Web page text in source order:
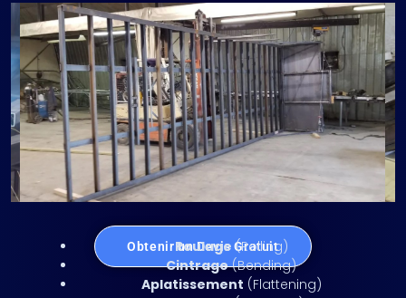
Obtenir un Devis Gratuit
CINTRAGE DE TUBES SUR
MESURE
Capacités de production :
Roulage(Rolling)
Cintrage(Bending)
Aplatissement (Flattening)